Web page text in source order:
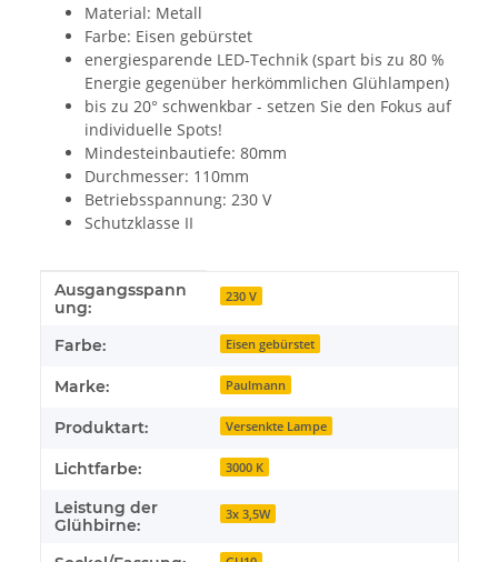
Material: Metall
Farbe: Eisen gebürstet
energiesparende LED-Technik (spart bis zu 80 %
Energie gegenüber herkömmlichen Glühlampen)
bis zu 20° schwenkbar - setzen Sie den Fokus auf
individuelle Spots!
Mindesteinbautiefe: 80mm
Durchmesser: 110mm
Betriebsspannung: 230 V
Schutzklasse II
Produkteigenschaft
Wert
Ausgangsspann
ung:
230 V
Farbe: Eisen gebürstet
Marke: Paulmann
Produktart: Versenkte Lampe
Lichtfarbe: 3000 K
Leistung der
Glühbirne:
3x 3,5W